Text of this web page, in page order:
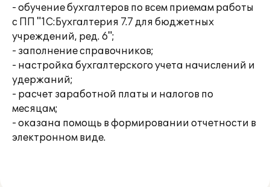
- обучение бухгалтеров по всем приемам работы
с ПП "1С:Бухгалтерия 7.7 для бюджетных
учреждений, ред. 6";
- заполнение справочников;
- настройка бухгалтерского учета начислений и
удержаний;
- расчет заработной платы и налогов по
месяцам;
- оказана помощь в формировании отчетности в
электронном виде.